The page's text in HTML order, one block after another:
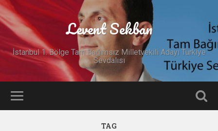
Levent Sekban
İstanbul 1. Bölge Tam Bağımsız Milletvekili Adayı Türkiye
Sevdalısı
TAG